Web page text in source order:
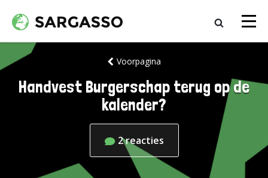
Voorpagina
Handvest Burgerschap terug op de
kalender?
2reacties